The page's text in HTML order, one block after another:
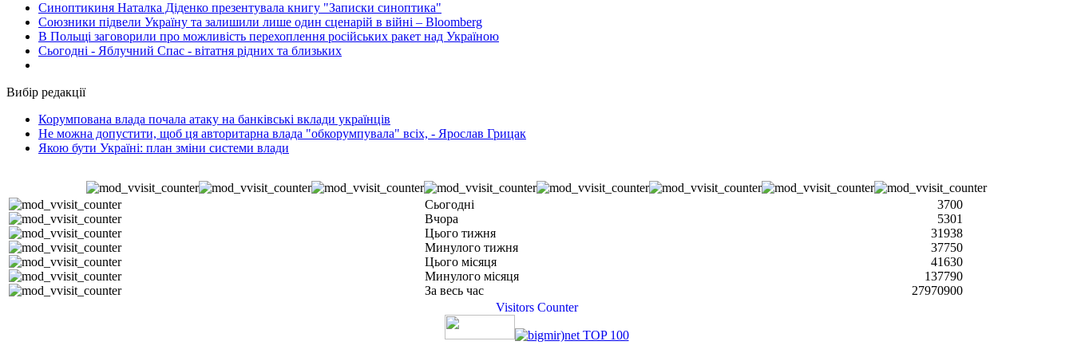
Синоптикиня Наталка Діденко презентувала книгу "Записки синоптика"
Союзники підвели Україну та залишили лише один сценарій в війні – Bloomberg
В Польщі заговорили про можливість перехоплення російських ракет над Україною
Сьогодні - Яблучний Спас - вітатня рідних та близьких
Вибір редакції
Корумпована влада почала атаку на банківські вклади українців
Не можна допустити, щоб ця авторитарна влада "обкорумпувала" всіх, - Ярослав Грицак
Якою бути Україні: план зміни системи влади
Сьогодні
3700
Вчора
5301
Цього тижня
31938
Минулого тижня
37750
Цього місяця
41630
Минулого місяця
137790
За весь час
27970900
Visitors Counter